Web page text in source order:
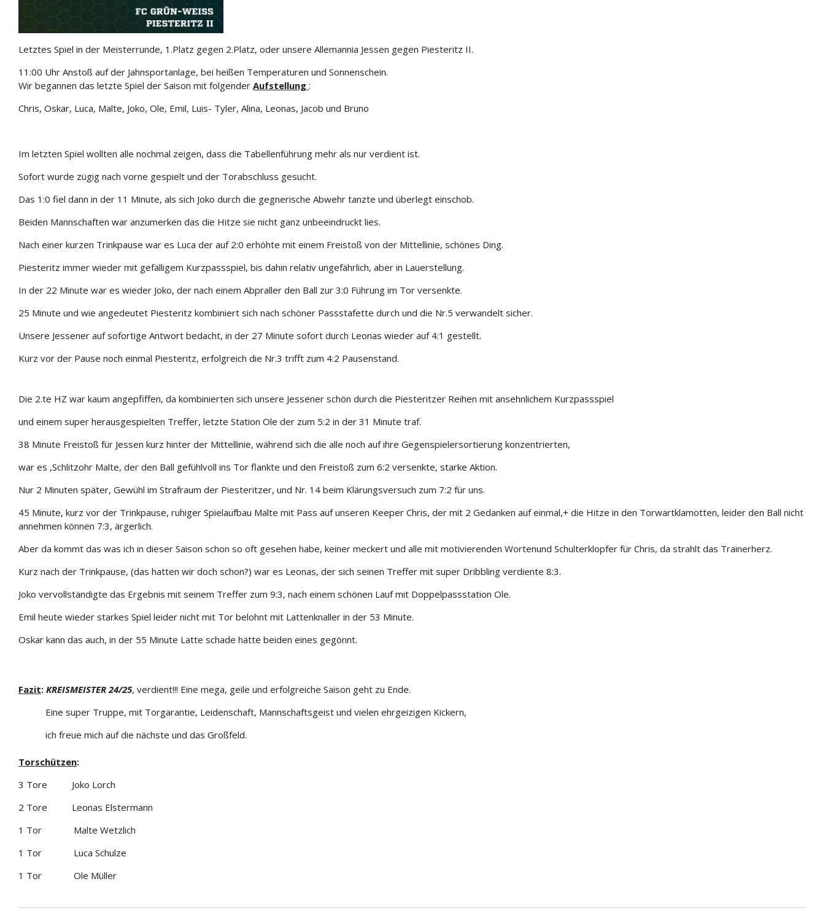
Letztes Spiel in der Meisterrunde, 1.Platz gegen 2.Platz, oder unsere Allemannia Jessen gegen Piesteritz II.
11:00 Uhr Anstoß auf der Jahnsportanlage, bei heißen Temperaturen und Sonnenschein.
Wir begannen das letzte Spiel der Saison mit folgender Aufstellung :
Chris, Oskar, Luca, Malte, Joko, Ole, Emil, Luis- Tyler, Alina, Leonas, Jacob und Bruno
Im letzten Spiel wollten alle nochmal zeigen, dass die Tabellenführung mehr als nur verdient ist.
Sofort wurde zügig nach vorne gespielt und der Torabschluss gesucht.
Das 1:0 fiel dann in der 11 Minute, als sich Joko durch die gegnerische Abwehr tanzte und überlegt einschob.
Beiden Mannschaften war anzumerken das die Hitze sie nicht ganz unbeeindruckt lies.
Nach einer kurzen Trinkpause war es Luca der auf 2:0 erhöhte mit einem Freistoß von der Mittellinie, schönes Ding.
Piesteritz immer wieder mit gefälligem Kurzpassspiel, bis dahin relativ ungefährlich, aber in Lauerstellung.
In der 22 Minute war es wieder Joko, der nach einem Abpraller den Ball zur 3:0 Führung im Tor versenkte.
25 Minute und wie angedeutet Piesteritz kombiniert sich nach schöner Passstafette durch und die Nr.5 verwandelt sicher.
Unsere Jessener auf sofortige Antwort bedacht, in der 27 Minute sofort durch Leonas wieder auf 4:1 gestellt.
Kurz vor der Pause noch einmal Piesteritz, erfolgreich die Nr.3 trifft zum 4:2 Pausenstand.
Die 2.te HZ war kaum angepfiffen, da kombinierten sich unsere Jessener schön durch die Piesteritzer Reihen mit ansehnlichem Kurzpassspiel
und einem super herausgespielten Treffer, letzte Station Ole der zum 5:2 in der 31 Minute traf.
38 Minute Freistoß für Jessen kurz hinter der Mittellinie, während sich die alle noch auf ihre Gegenspielersortierung konzentrierten,
war es ,Schlitzohr Malte, der den Ball gefühlvoll ins Tor flankte und den Freistoß zum 6:2 versenkte, starke Aktion.
Nur 2 Minuten später, Gewühl im Strafraum der Piesteritzer, und Nr. 14 beim Klärungsversuch zum 7:2 für uns.
45 Minute, kurz vor der Trinkpause, ruhiger Spielaufbau Malte mit Pass auf unseren Keeper Chris, der mit 2 Gedanken auf einmal,+ die Hitze in den Torwartklamotten, leider den Ball nicht
annehmen können 7:3, ärgerlich.
Aber da kommt das was ich in dieser Saison schon so oft gesehen habe, keiner meckert und alle mit motivierenden Wortenund Schulterklopfer für Chris, da strahlt das Trainerherz.
Kurz nach der Trinkpause, (das hatten wir doch schon?) war es Leonas, der sich seinen Treffer mit super Dribbling verdiente 8:3.
Joko vervollständigte das Ergebnis mit seinem Treffer zum 9:3, nach einem schönen Lauf mit Doppelpassstation Ole.
Emil heute wieder starkes Spiel leider nicht mit Tor belohnt mit Lattenknaller in der 53 Minute.
Oskar kann das auch, in der 55 Minute Latte schade hätte beiden eines gegönnt.
Fazit: KREISMEISTER 24/25, verdient!!! Eine mega, geile und erfolgreiche Saison geht zu Ende.
Eine super Truppe, mit Torgarantie, Leidenschaft, Mannschaftsgeist und vielen ehrgeizigen Kickern,
ich freue mich auf die nächste und das Großfeld.
Torschützen:
3 Tore Joko Lorch
2 Tore Leonas Elstermann
1 Tor Malte Wetzlich
1 Tor Luca Schulze
1 Tor Ole Müller